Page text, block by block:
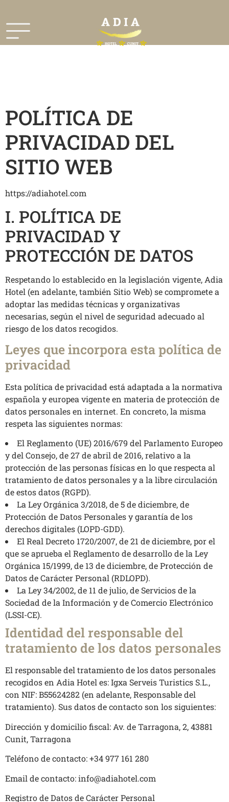
POLÍTICA DE
PRIVACIDAD DEL
SITIO WEB
https://adiahotel.com
I. POLÍTICA DE
PRIVACIDAD Y
PROTECCIÓN DE DATOS
Respetando lo establecido en la legislación vigente, Adia
Hotel (en adelante, también Sitio Web) se compromete a
adoptar las medidas técnicas y organizativas
necesarias, según el nivel de seguridad adecuado al
riesgo de los datos recogidos.
Leyes que incorpora esta política de
privacidad
Esta política de privacidad está adaptada a la normativa
española y europea vigente en materia de protección de
datos personales en internet. En concreto, la misma
respeta las siguientes normas:
El Reglamento (UE) 2016/679 del Parlamento Europeo
y del Consejo, de 27 de abril de 2016, relativo a la
protección de las personas físicas en lo que respecta al
tratamiento de datos personales y a la libre circulación
de estos datos (RGPD).
La Ley Orgánica 3/2018, de 5 de diciembre, de
Protección de Datos Personales y garantía de los
derechos digitales (LOPD-GDD).
El Real Decreto 1720/2007, de 21 de diciembre, por el
que se aprueba el Reglamento de desarrollo de la Ley
Orgánica 15/1999, de 13 de diciembre, de Protección de
Datos de Carácter Personal (RDLOPD).
La Ley 34/2002, de 11 de julio, de Servicios de la
Sociedad de la Información y de Comercio Electrónico
(LSSI-CE).
Identidad del responsable del
tratamiento de los datos personales
El responsable del tratamiento de los datos personales
recogidos en Adia Hotel es: Igxa Serveis Turistics S.L.,
con NIF: B55624282 (en adelante, Responsable del
tratamiento). Sus datos de contacto son los siguientes:
Dirección y domicilio fiscal: Av. de Tarragona, 2, 43881
Cunit, Tarragona
Teléfono de contacto: +34 977 161 280
Email de contacto: info@adiahotel.com
Registro de Datos de Carácter Personal